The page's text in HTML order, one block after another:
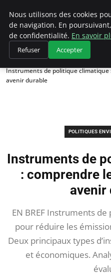
Accueil
Politiques
Instruments de politique
avenir durable
POLITIQUES
Instruments de
: comprendre
avenir
EN BREF Instruments
pour réduire les
Deux principaux types
et économiques.
Nous utilisons des cookies
de navigation. En
de confidentialité. En savoir
Refuser Accepter